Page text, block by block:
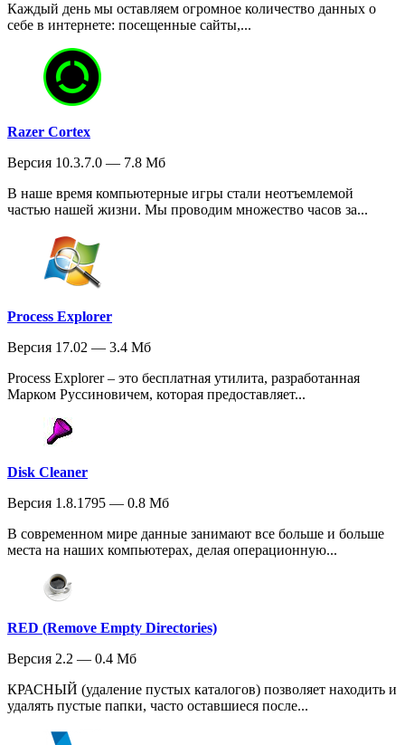
Каждый день мы оставляем огромное количество данных о
себе в интернете: посещенные сайты,...
Razer Cortex
Версия 10.3.7.0 — 7.8 Мб
В наше время компьютерные игры стали неотъемлемой
частью нашей жизни. Мы проводим множество часов за...
Process Explorer
Версия 17.02 — 3.4 Мб
Process Explorer – это бесплатная утилита, разработанная
Марком Руссиновичем, которая предоставляет...
Disk Cleaner
Версия 1.8.1795 — 0.8 Мб
В современном мире данные занимают все больше и больше
места на наших компьютерах, делая операционную...
RED (Remove Empty Directories)
Версия 2.2 — 0.4 Мб
КРАСНЫЙ (удаление пустых каталогов) позволяет находить и
удалять пустые папки, часто оставшиеся после...